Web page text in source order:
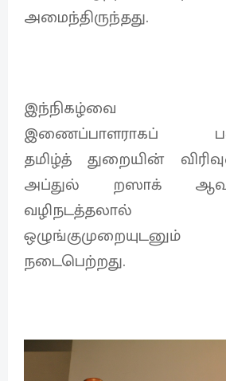
அமைந்திருந்தது.
இந்நிகழ்வை
இணைப்பாளராகப்
தமிழ்த் துறையின்
அப்துல் றஸாக்
வழிநடத்தலால்
ஒழுங்குமுறையுடனும்
நடைபெற்றது.